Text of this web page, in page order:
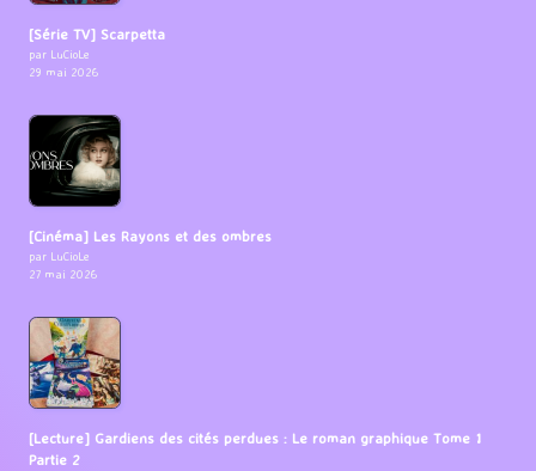
[Série TV] Scarpetta
par LuCioLe
29 mai 2026
[Cinéma] Les Rayons et des ombres
par LuCioLe
27 mai 2026
[Lecture] Gardiens des cités perdues : Le roman graphique Tome 1
Partie 2